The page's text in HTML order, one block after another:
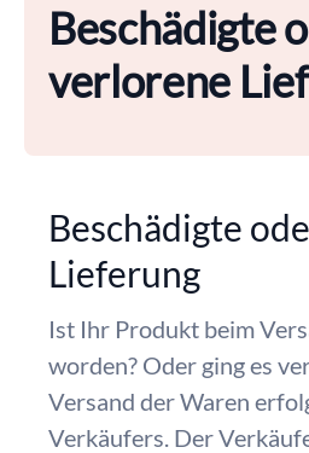
Beschädigte
verlorene
Beschädigte
Lieferung
Ist Ihr Produkt beim
worden? Oder ging es
Versand der Waren
Verkäufers. Der